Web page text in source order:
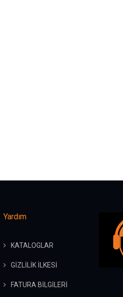
Yardım
KATALOGLAR
GİZLİLİK İLKESİ
FATURA BİLGİLERİ